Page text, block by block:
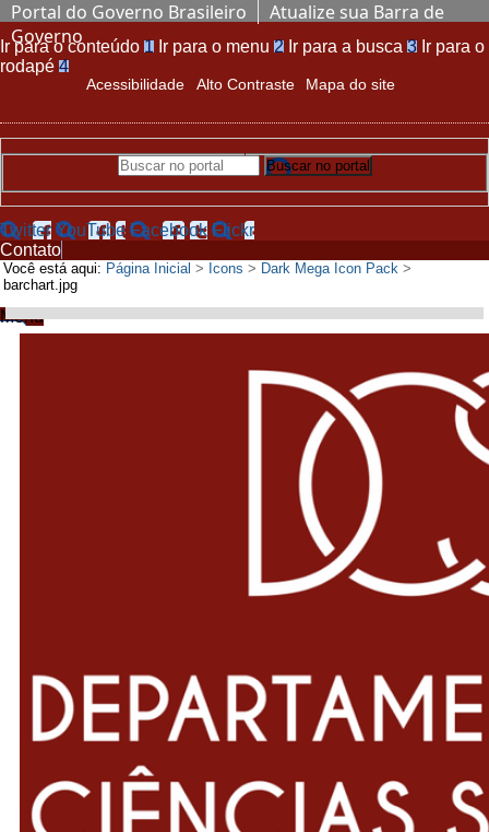
Portal do Governo Brasileiro
Atualize sua Barra de
Governo
Ir para o conteúdo 1 Ir para o menu 2 Ir para a busca 3 Ir para o
rodapé 4
Acessibilidade Alto Contraste Mapa do site
Buscar no portal
Twitter YouTube Facebook Flickr
Contato
Você está aqui: Página Inicial > Icons > Dark Mega Icon Pack >
barchart.jpg
Menu